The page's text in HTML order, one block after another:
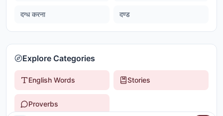
दग्ध करना दण्ड
Explore Categories
English Words Stories
Proverbs